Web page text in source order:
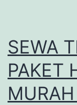
SEWA
PAKET